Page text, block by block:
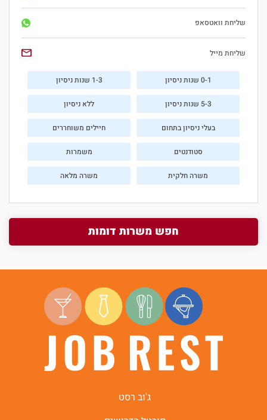
שליחת וואטסאפ
שליחת מייל
0-1 שנות ניסיון 1-3 שנות ניסיון
5-3 שנות ניסיון ללא ניסיון
בעלי ניסיון בתחום חיילים משוחררים
סטודנטים משמרות
משרה חלקית משרה מלאה
חפש משרות דומות
ג'וב רסט